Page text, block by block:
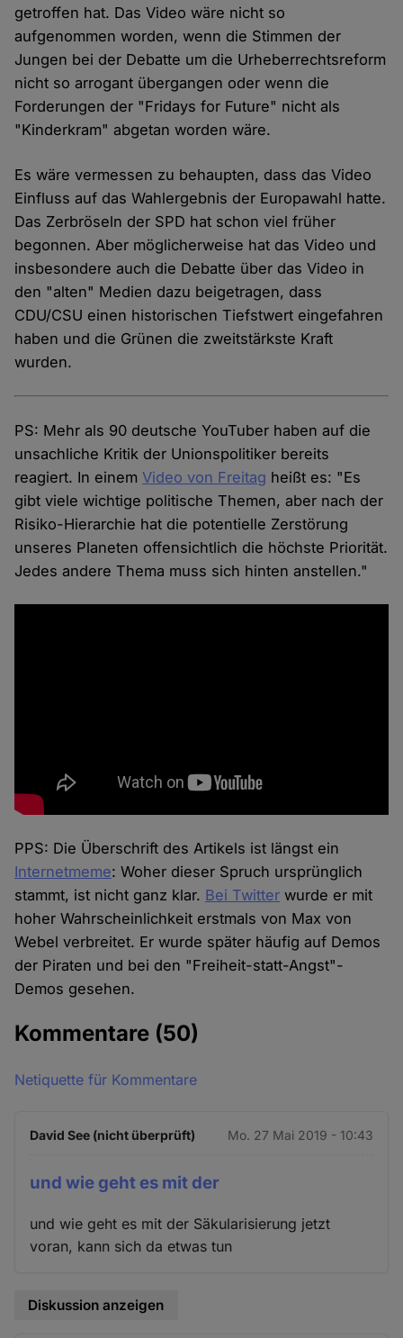
getroffen hat. Das Video wäre nicht so
aufgenommen worden, wenn die Stimmen der
Jungen bei der Debatte um die Urheberrechtsreform
nicht so arrogant übergangen oder wenn die
Forderungen der "Fridays for Future" nicht als
"Kinderkram" abgetan worden wäre.
Es wäre vermessen zu behaupten, dass das Video
Einfluss auf das Wahlergebnis der Europawahl hatte.
Das Zerbröseln der SPD hat schon viel früher
begonnen. Aber möglicherweise hat das Video und
insbesondere auch die Debatte über das Video in
den "alten" Medien dazu beigetragen, dass
CDU/CSU einen historischen Tiefstwert eingefahren
haben und die Grünen die zweitstärkste Kraft
wurden.
PS: Mehr als 90 deutsche YouTuber haben auf die
unsachliche Kritik der Unionspolitiker bereits
reagiert. In einemVideo von Freitag heißt es: "Es
gibt viele wichtige politische Themen, aber nach der
Risiko-Hierarchie hat die potentielle Zerstörung
unseres Planeten offensichtlich die höchste Priorität.
Jedes andere Thema muss sich hinten anstellen."
PPS: Die Überschrift des Artikels ist längst ein
Internetmeme: Woher dieser Spruch ursprünglich
stammt, ist nicht ganz klar. Bei Twitter wurde er mit
hoher Wahrscheinlichkeit erstmals von Max von
Webel verbreitet. Er wurde später häufig auf Demos
der Piraten und bei den "Freiheit-statt-Angst"-
Demos gesehen.
Kommentare (50)
Netiquette für Kommentare
David See (nicht überprüft) Mo. 27 Mai 2019 - 10:43
und wie geht es mit der
und wie geht es mit der Säkularisierung jetzt
voran, kann sich da etwas tun
Diskussion anzeigen